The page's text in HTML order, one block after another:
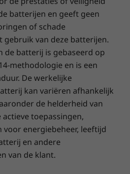
te werken en te
30a is een fluitje van een
voor zowel
teams. Deze all-in-one pc
tal van slimme functies,
waardoor hij direct uit
gebruikt. Hij is ook
bij te werken en te
gebruikers en IT-teams
locaties bevinden.
de
Program (ERP)
(CEC)
materiaal (PCC)
per land.
model verschillen.
Module (FTPM) 2.0
batterijen en geeft geen
of schade
van deze batterijen.
de batterij is gebaseerd op
methodologie en is een
De werkelijke
kan variëren afhankelijk
de helderheid van
toepassingen,
energiebeheer, leeftijd
en andere
van de klant.